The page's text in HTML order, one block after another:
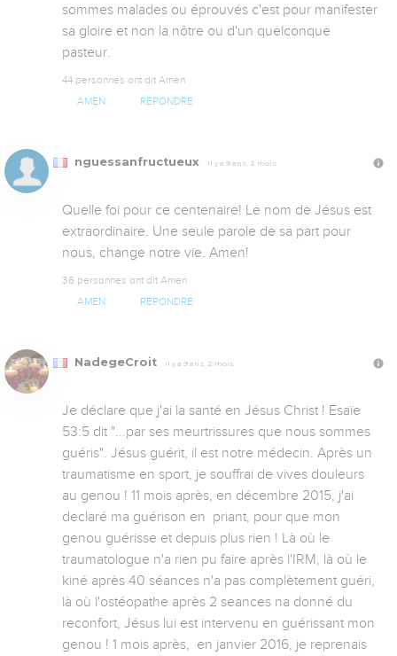
sommes malades ou éprouvés c'est pour manifester
sa gloire et non la nôtre ou d'un quelconque
pasteur.
44 personnes ont dit Amen
AMEN RÉPONDRE
nguessanfructueux Il y a 9 ans, 2 mois
Quelle foi pour ce centenaire! Le nom de Jésus est
extraordinaire. Une seule parole de sa part pour
nous, change notre vie. Amen!
36 personnes ont dit Amen
AMEN RÉPONDRE
NadegeCroit Il y a 9 ans, 2 mois
Je déclare que j'ai la santé en Jésus Christ ! Esaïe
53:5 dit "...par ses meurtrissures que nous sommes
guéris". Jésus guérit, il est notre médecin. Après un
traumatisme en sport, je souffrai de vives douleurs
au genou ! 11 mois après, en décembre 2015, j'ai
declaré ma guérison en  priant, pour que mon
genou guérisse et depuis plus rien ! Là où le
traumatologue n'a rien pu faire après l'IRM, là où le
kiné après 40 séances n'a pas complètement guéri,
là où l'ostéopathe après 2 seances na donné du
reconfort, Jésus lui est intervenu en guérissant mon
genou ! 1 mois après,  en janvier 2016, je reprenais